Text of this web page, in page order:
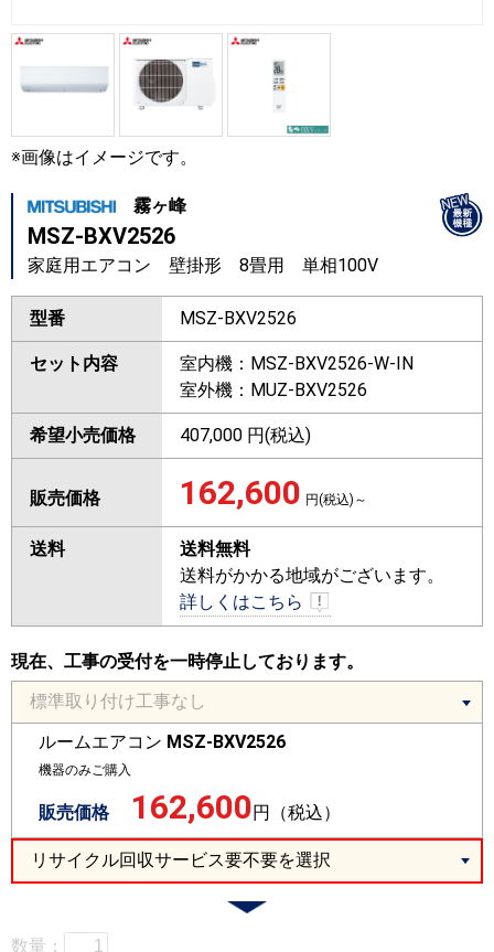
※画像はイメージです。
霧ヶ峰
MSZ-BXV2526
家庭用エアコン 壁掛形 8畳用 単相100V
型番 MSZ-BXV2526
セット内容
室内機：MSZ-BXV2526-W-IN
室外機：MUZ-BXV2526
希望小売価格 407,000 円(税込)
販売価格 162,600 円(税込)～
送料
送料無料
送料がかかる地域がございます。
詳しくはこちら
現在、工事の受付を一時停止しております。
ルームエアコン MSZ-BXV2526
機器のみご購入
販売価格 162,600円（税込）
数量：